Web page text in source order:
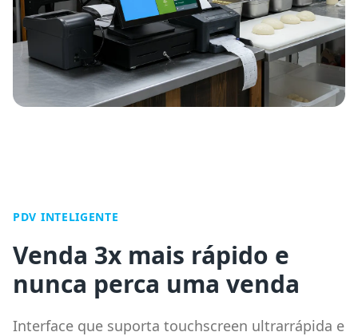
PDV INTELIGENTE
Venda 3x mais rápido e
nunca perca uma venda
Interface que suporta touchscreen ultrarrápida e